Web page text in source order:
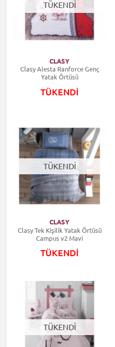
TÜKENDİ
CLASY
Clasy Alesta Ranforce Genç
Yatak Örtüsü
TÜKENDİ
TÜKENDİ
CLASY
Clasy Tek Kişilik Yatak Örtüsü
Campus v2 Mavi
TÜKENDİ
TÜKENDİ